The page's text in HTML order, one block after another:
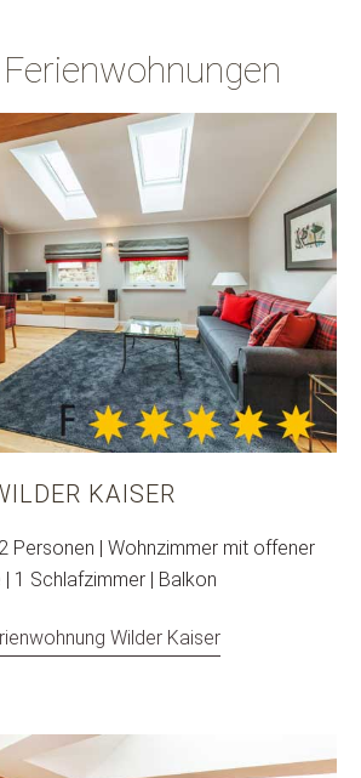
KAISER
Personen | Wohnzimmer mit offener
| 1 Schlafzimmer | Balkon
Wilder Kaiser